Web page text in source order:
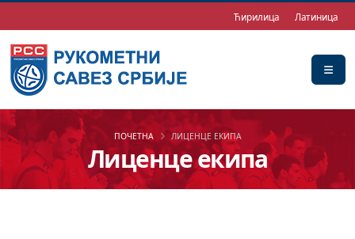
Ћирилица Латиница
Лиценце екипа
ПОЧЕТНА ЛИЦЕНЦЕ ЕКИПА